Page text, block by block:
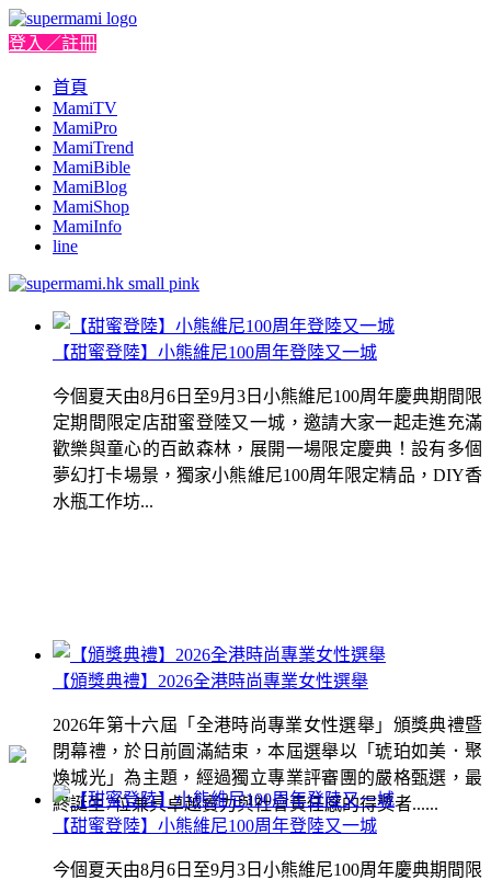
登入／註冊
首頁
MamiTV
MamiPro
MamiTrend
MamiBible
MamiBlog
MamiShop
MamiInfo
line
【甜蜜登陸】小熊維尼100周年登陸又一城
今個夏天由8月6日至9月3日小熊維尼100周年慶典期間限
定期間限定店甜蜜登陸又一城，邀請大家一起走進充滿
歡樂與童心的百畝森林，展開一場限定慶典！設有多個
夢幻打卡場景，獨家小熊維尼100周年限定精品，DIY香
水瓶工作坊...
【頒獎典禮】2026全港時尚專業女性選舉
2026年第十六屆「全港時尚專業女性選舉」頒獎典禮暨
閉幕禮，於日前圓滿結束，本屆選舉以「琥珀如美．聚
煥城光」為主題，經過獨立專業評審團的嚴格甄選，最
終誕生7位兼具卓越實力與社會責任感的得獎者......
【甜蜜登陸】小熊維尼100周年登陸又一城
今個夏天由8月6日至9月3日小熊維尼100周年慶典期間限